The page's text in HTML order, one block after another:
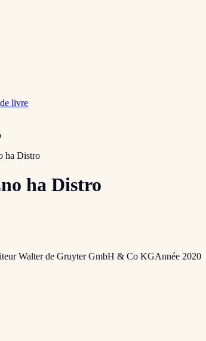
livre
ha Distro
Walter de Gruyter GmbH & Co KGAnnée 2020